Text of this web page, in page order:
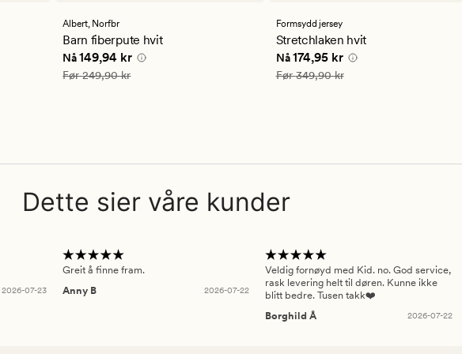
en
gjennomsnittlig
vurdering
på
4.5
Albert, Norfbr
Barn fiberpute hvit
Nåværende pris
Nå 149,94 kr
Vanlig pris 249,90 kr
Før249,90 kr
en
gjennomsnittlig
vurdering
på
4.5
Formsydd jersey
Stretchlaken hvit
Nåværende pris
Nå 174,95 kr
Vanlig pris 349,90 kr
Før349,90 kr
Dette sier våre kunder
2026-07-23
Greit å finne fram.
Anny B
2026-07-22
Veldig fornøyd med Kid. no. God service,
rask levering helt til døren. Kunne ikke
blitt bedre. Tusen takk❤️
Borghild Å
2026-07-22